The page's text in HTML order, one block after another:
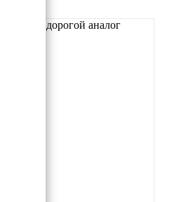
Самый дорогой аналог